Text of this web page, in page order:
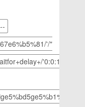
1.首先登
陆qq帐
号，在账
号界面上
击“群”按
钮，找到
还是能看
到很多
的。那么
今天那小
说其中的
一种的解
'/"
'0:0:15/'+-